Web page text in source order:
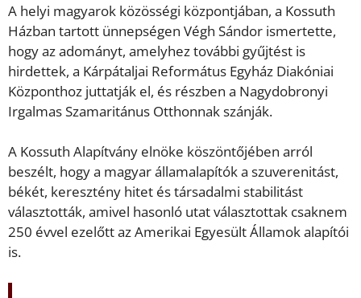
A helyi magyarok közösségi központjában, a Kossuth
Házban tartott ünnepségen Végh Sándor ismertette,
hogy az adományt, amelyhez további gyűjtést is
hirdettek, a Kárpátaljai Református Egyház Diakóniai
Központhoz juttatják el, és részben a Nagydobronyi
Irgalmas Szamaritánus Otthonnak szánják.
A Kossuth Alapítvány elnöke köszöntőjében arról
beszélt, hogy a magyar államalapítók a szuverenitást,
békét, keresztény hitet és társadalmi stabilitást
választották, amivel hasonló utat választottak csaknem
250 évvel ezelőtt az Amerikai Egyesült Államok alapítói
is.